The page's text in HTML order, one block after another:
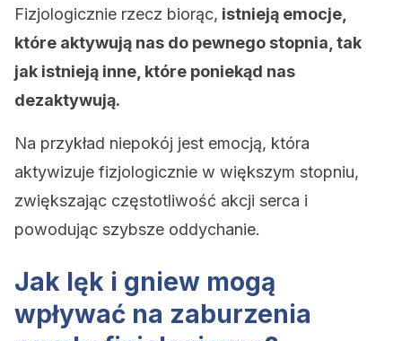
Fizjologicznie rzecz biorąc, istnieją emocje,
które aktywują nas do pewnego stopnia, tak
jak istnieją inne, które poniekąd nas
dezaktywują.
Na przykład niepokój jest emocją, która
aktywizuje fizjologicznie w większym stopniu,
zwiększając częstotliwość akcji serca i
powodując szybsze oddychanie.
Jak lęk i gniew mogą
wpływać na zaburzenia